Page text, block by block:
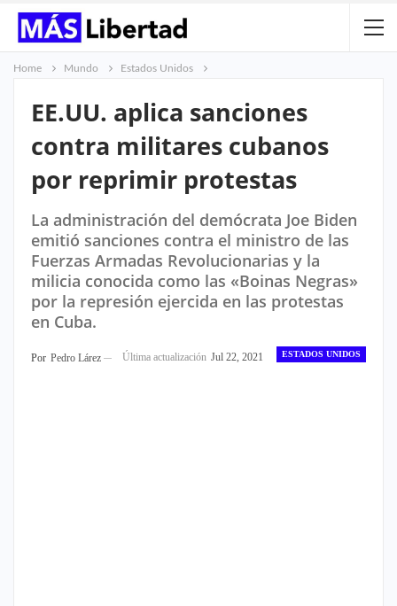
Home Mundo Estados Unidos
EE.UU. aplica sanciones
contra militares cubanos
por reprimir protestas
La administración del demócrata Joe Biden
emitió sanciones contra el ministro de las
Fuerzas Armadas Revolucionarias y la
milicia conocida como las «Boinas Negras»
por la represión ejercida en las protestas
en Cuba.
ESTADOS UNIDOS
Por Pedro Lárez Última actualización Jul 22, 2021